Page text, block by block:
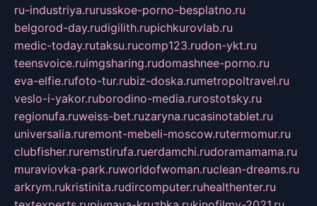
ru-industriya.rurusskoe-porno-besplatno.ru
belgorod-day.rudigilith.rupichkurovlab.ru
medic-today.rutaksu.rucomp123.rudon-ykt.ru
teensvoice.ruimgsharing.rudomashnee-porno.ru
eva-elfie.rufoto-tur.rubiz-doska.rumetropoltravel.ru
veslo-i-yakor.ruborodino-media.rurostotsky.ru
regionufa.ruweiss-bet.ruzaryna.rucasinotablet.ru
universalia.ruremont-mebeli-moscow.rutermomur.ru
clubfisher.ruremstirufa.ruerdamchi.rudoramamama.ru
muraviovka-park.ruworldofwoman.ruclean-dreams.ru
arkrym.rukristinita.rudircomputer.ruhealthenter.ru